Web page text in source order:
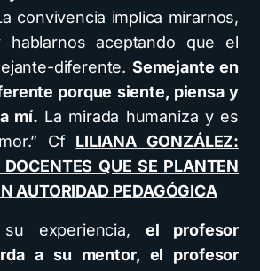
convivencia implica mirarnos,
hablarnos aceptando que el
diferente. Semejante en
porque siente, piensa y
mí. La mirada humaniza y es
Cf LILIANA GONZÁLEZ:
QUE SE PLANTEN
AUTORIDAD PEDAGÓGICA
experiencia, el profesor
a su mentor, el profesor